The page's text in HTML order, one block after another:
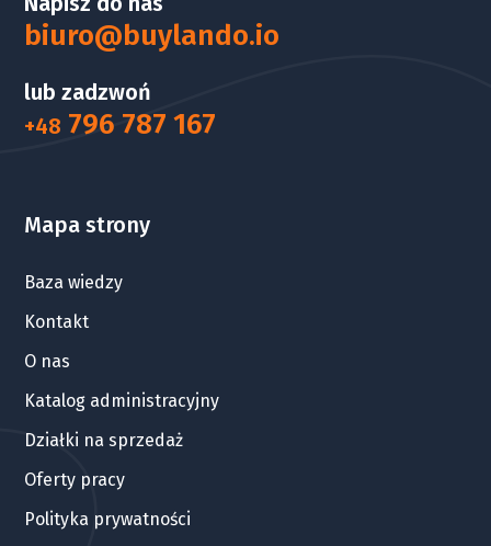
biuro@buylando.io
lub zadzwoń
+48 796 787 167
Mapa strony
Baza wiedzy
Kontakt
O nas
Katalog administracyjny
Działki na sprzedaż
Oferty pracy
Polityka prywatności